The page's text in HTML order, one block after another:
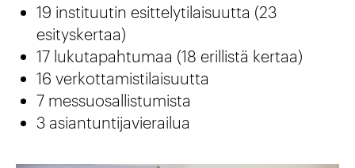
19 instituutin esittelytilaisuutta (23
esityskertaa)
17 lukutapahtumaa (18 erillistä kertaa)
16 verkottamistilaisuutta
7 messuosallistumista
3 asiantuntijavierailua